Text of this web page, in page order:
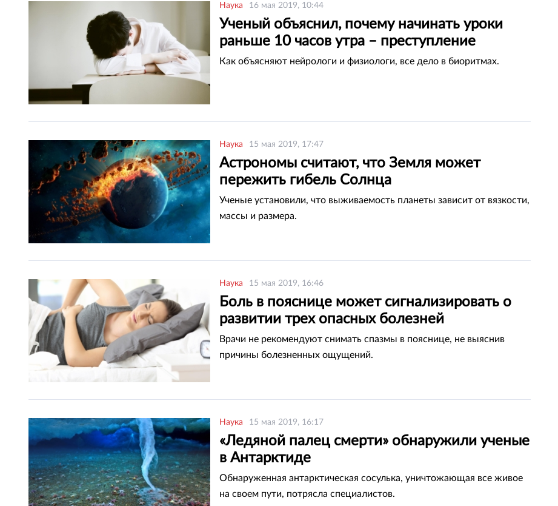
Наука 16 мая 2019, 10:44
Ученый объяснил, почему начинать уроки
раньше 10 часов утра – преступление
Как объясняют нейрологи и физиологи, все дело в биоритмах.
Наука 15 мая 2019, 17:47
Астрономы считают, что Земля может
пережить гибель Солнца
Ученые установили, что выживаемость планеты зависит от вязкости,
массы и размера.
Наука 15 мая 2019, 16:46
Боль в пояснице может сигнализировать о
развитии трех опасных болезней
Врачи не рекомендуют снимать спазмы в пояснице, не выяснив
причины болезненных ощущений.
Наука 15 мая 2019, 16:17
«Ледяной палец смерти» обнаружили ученые
в Антарктиде
Обнаруженная антарктическая сосулька, уничтожающая все живое
на своем пути, потрясла специалистов.